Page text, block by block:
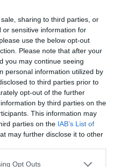
sharing to third parties, or
or sensitive information for
use the below opt-out
Please note that after your
you may continue seeing
personal information utilized by
to third parties prior to
opt-out of the further
by third parties on the
This information may
parties on the IAB’s List of
may further disclose it to other
Opt Outs